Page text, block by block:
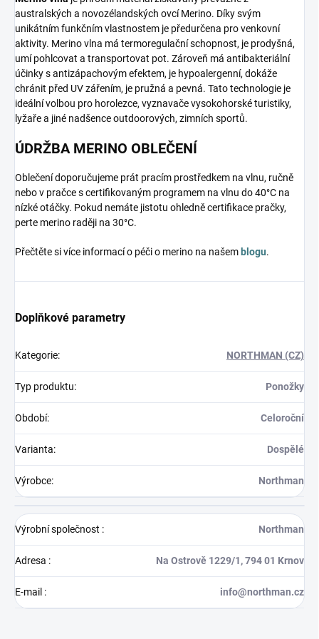
australských a novozélandských ovcí Merino. Díky svým
unikátním funkčním vlastnostem je předurčena pro venkovní
aktivity. Merino vlna má termoregulační schopnost, je prodyšná,
umí pohlcovat a transportovat pot. Zároveň má antibakteriální
účinky s antizápachovým efektem, je hypoalergenní, dokáže
chránit před UV zářením, je pružná a pevná. Tato technologie je
ideální volbou pro horolezce, vyznavače vysokohorské turistiky,
lyžaře a jiné nadšence outdoorových, zimních sportů.
ÚDRŽBA MERINO OBLEČENÍ
Oblečení doporučujeme prát pracím prostředkem na vlnu, ručně
nebo v pračce s certifikovaným programem na vlnu do 40°C na
nízké otáčky. Pokud nemáte jistotu ohledně certifikace pračky,
perte merino raději na 30°C.
Přečtěte si více informací o péči o merino na našem blogu.
Doplňkové parametry
Kategorie: NORTHMAN (CZ)
Typ produktu: Ponožky
Období: Celoroční
Varianta: Dospělé
Výrobce: Northman
Výrobní společnost : Northman
Adresa : Na Ostrově 1229/1, 794 01 Krnov
E-mail : info@northman.cz